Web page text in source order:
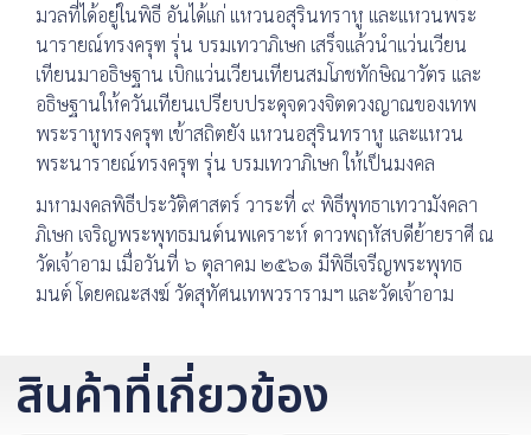
มวลที่ได้อยู่ในพิธี อันได้แก่ แหวนอสุรินทราหู และแหวนพระ
นารายณ์ทรงครุฑ รุ่น บรมเทวาภิเษก เสร็จแล้วนำแว่นเวียน
เทียนมาอธิษฐาน เบิกแว่นเวียนเทียนสมโภชทักษิณาวัตร และ
อธิษฐานให้ควันเทียนเปรียบประดุจดวงจิตดวงญาณของเทพ
พระราหูทรงครุฑ เข้าสถิตยัง แหวนอสุรินทราหู และแหวน
พระนารายณ์ทรงครุฑ รุ่น บรมเทวาภิเษก ให้เป็นมงคล
มหามงคลพิธีประวัติศาสตร์ วาระที่ ๙ พิธีพุทธาเทวามังคลา
ภิเษก เจริญพระพุทธมนต์นพเคราะห์ ดาวพฤหัสบดีย้ายราศี ณ
วัดเจ้าอาม เมื่อวันที่ ๖ ตุลาคม ๒๕๖๑ มีพิธีเจรีญพระพุทธ
มนต์ โดยคณะสงฆ์ วัดสุทัศนเทพวรารามฯ และวัดเจ้าอาม
สินค้าที่เกี่ยวข้อง